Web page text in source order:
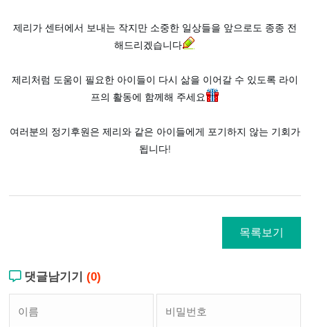
제리가 센터에서 보내는 작지만 소중한 일상들을 앞으로도 종종 전
해드리겠습니다
제리처럼 도움이 필요한 아이들이 다시 삶을 이어갈 수 있도록 라이
프의 활동에 함께해 주세요
여러분의 정기후원은 제리와 같은 아이들에게 포기하지 않는 기회가
됩니다!
목록보기
댓글남기기(0)